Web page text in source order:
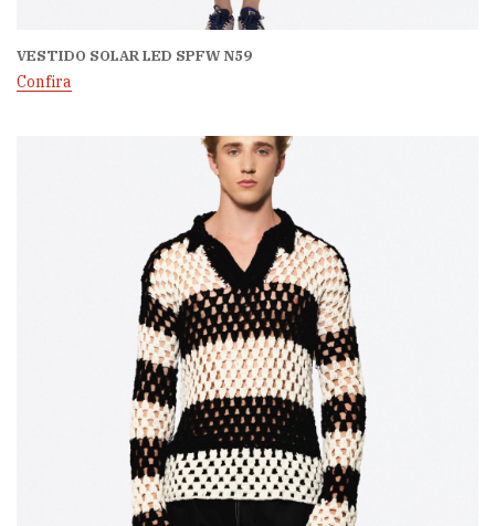
VESTIDO SOLAR LED SPFW N59
Confira